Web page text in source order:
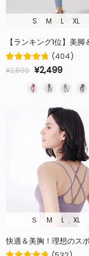
S M L XL
【ランキング1位】美
(404)
¥2,699 ¥2,499
Ｓ M L XL
快適＆美胸！理想のス